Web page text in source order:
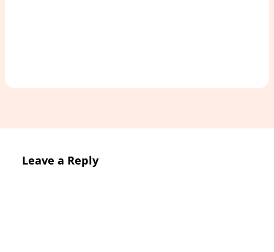
Leave a Reply